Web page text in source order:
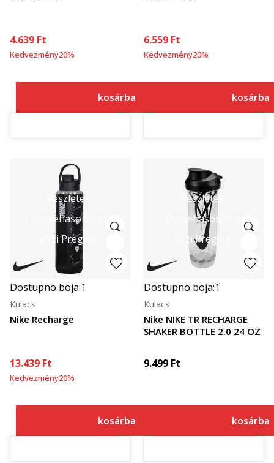
4.639 Ft
Kedvezmény20%
kosárba
6.559 Ft
Kedvezmény20%
kosárba
Részletek
Összehasonlítás
Brzi Pregled
Dostupno boja:1
Nike Recharge
Kulacs
13.439 Ft
Kedvezmény20%
kosárba
Részletek
Összehasonlítás
Brzi Pregled
Dostupno boja:1
Nike NIKE TR RECHARGE
SHAKER BOTTLE 2.0 24 OZ
Kulacs
9.499 Ft
kosárba